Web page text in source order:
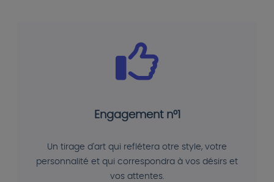
Engagement n°1
Un tirage d'art qui reflétera otre style, votre
personnalité et qui correspondra à vos désirs et
vos attentes.